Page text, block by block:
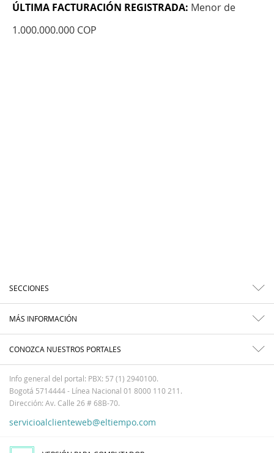
ÚLTIMA FACTURACIÓN REGISTRADA: Menor de
1.000.000.000 COP
SECCIONES
MÁS INFORMACIÓN
CONOZCA NUESTROS PORTALES
Info general del portal: PBX: 57 (1) 2940100.
Bogotá 5714444 - Línea Nacional 01 8000 110 211.
Dirección: Av. Calle 26 # 68B-70.
servicioalclienteweb@eltiempo.com